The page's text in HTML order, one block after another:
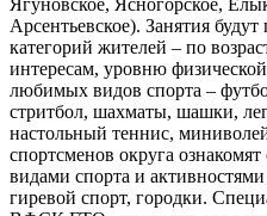
Арсентьевское). Занятия
категорий жителей – по
интересам, уровню
любимых видов спорта –
стритбол, шахматы, шашки,
настольный теннис,
спортсменов округа
видами спорта и
гиревой спорт, городки.